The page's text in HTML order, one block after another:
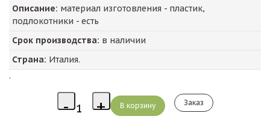
Описание: материал изготовления - пластик,
подлокотники - есть
Срок производства: в наличии
Страна: Италия.
.
Заказ